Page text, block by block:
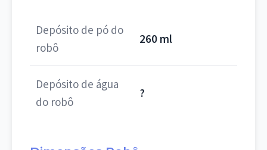
Depósito de pó do
robô
260 ml
Depósito de água
do robô
?